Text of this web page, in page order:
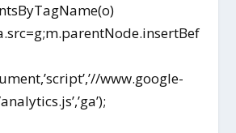
www.google-